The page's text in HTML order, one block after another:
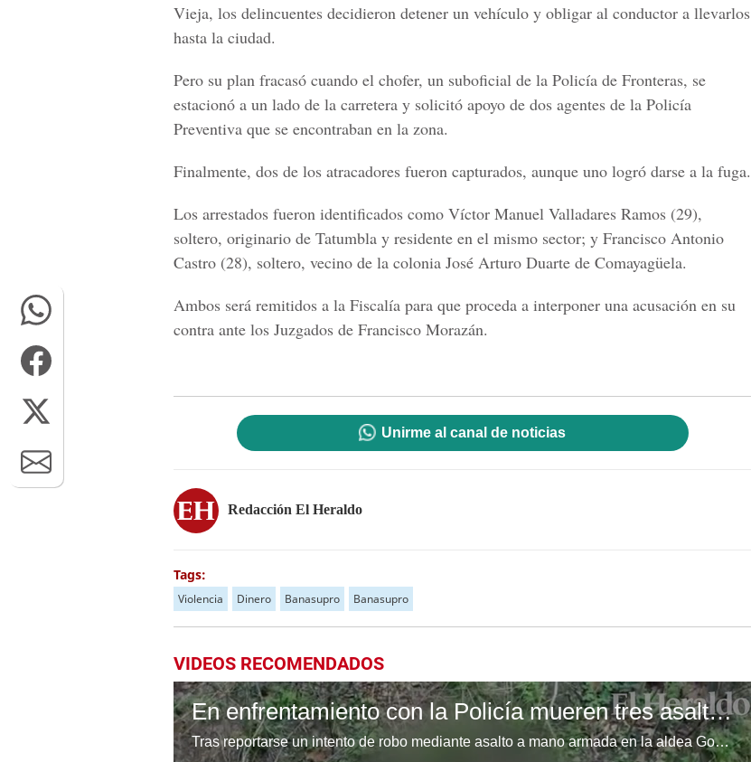
Vieja, los delincuentes decidieron detener un vehículo y obligar al conductor a llevarlos
hasta la ciudad.
Pero su plan fracasó cuando el chofer, un suboficial de la Policía de Fronteras, se
estacionó a un lado de la carretera y solicitó apoyo de dos agentes de la Policía
Preventiva que se encontraban en la zona.
Finalmente, dos de los atracadores fueron capturados, aunque uno logró darse a la fuga.
Los arrestados fueron identificados como Víctor Manuel Valladares Ramos (29),
soltero, originario de Tatumbla y residente en el mismo sector; y Francisco Antonio
Castro (28), soltero, vecino de la colonia José Arturo Duarte de Comayagüela.
Ambos será remitidos a la Fiscalía para que proceda a interponer una acusación en su
contra ante los Juzgados de Francisco Morazán.
Unirme al canal de noticias
Redacción El Heraldo
Tags:
Violencia Dinero Banasupro Banasupro
VIDEOS RECOMENDADOS
En enfrentamiento con la Policía mueren tres asaltantes
Tras reportarse un intento de robo mediante asalto a mano armada en la aldea Gones, jurisdicción del municipio de Guaimaca, Francisco Morazán, agentes de la Policía Nacional de inmediato iniciaron la localización de los imputados para dar con su captura. Tras sentirse sorprendidos, los sospechosos empezaron a disparar en contra de los policías muriendo al instante.